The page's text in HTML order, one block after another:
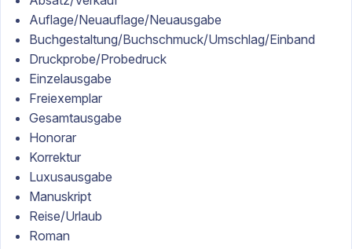
Auflage/Neuauflage/Neuausgabe
Buchgestaltung/Buchschmuck/Umschlag/Einband
Druckprobe/Probedruck
Einzelausgabe
Freiexemplar
Gesamtausgabe
Honorar
Korrektur
Luxusausgabe
Manuskript
Reise/Urlaub
Roman